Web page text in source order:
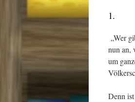
1.
„Wer
nun an,
um
Denn